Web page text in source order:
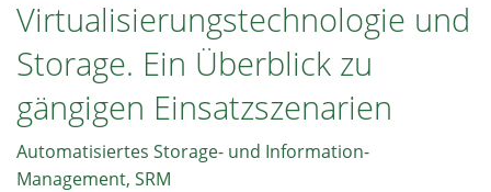
Projekte?
Technologisch
und
wirtschaftlich
Faktoren
Virtualisierungstechnologie und
Storage. Ein Überblick zu
gängigen Einsatzszenarien
Automatisiertes Storage- und Information-
Management, SRM